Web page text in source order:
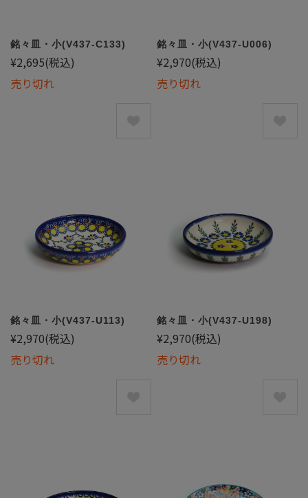
銘々皿・小(V437-C133)
¥2,695(税込)
売り切れ
銘々皿・小(V437-U006)
¥2,970(税込)
売り切れ
銘々皿・小(V437-U113)
¥2,970(税込)
売り切れ
銘々皿・小(V437-U198)
¥2,970(税込)
売り切れ